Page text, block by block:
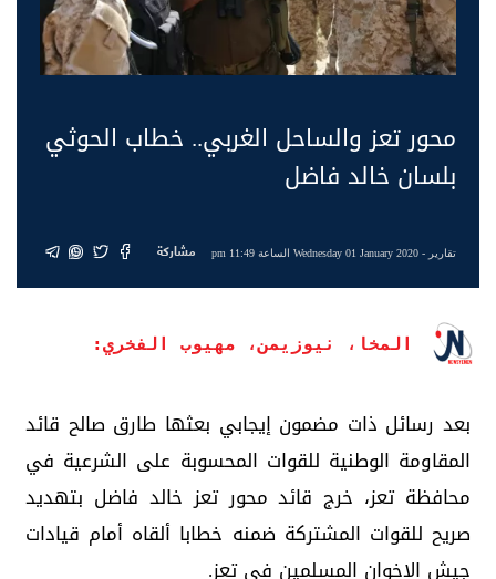
محور تعز والساحل الغربي.. خطاب الحوثي
بلسان خالد فاضل
تقارير - Wednesday 01 January 2020 الساعة 11:49 pm مشاركة
المخا، نيوزيمن، مهيوب الفخري:
بعد رسائل ذات مضمون إيجابي بعثها طارق صالح قائد
المقاومة الوطنية للقوات المحسوبة على الشرعية في
محافظة تعز، خرج قائد محور تعز خالد فاضل بتهديد
صريح للقوات المشتركة ضمنه خطابا ألقاه أمام قيادات
جيش الإخوان المسلمين في تعز.